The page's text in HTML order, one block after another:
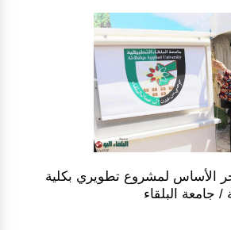
الأساس لمشروع تطويري بكلية
/ جامعة البلقاء